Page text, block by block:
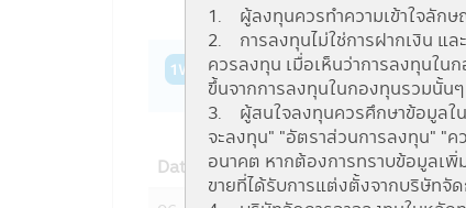
1. ผู้ลงทุนควรทำความเข้าใจลัก
2. การลงทุนไม่ใช่การฝากเงิน แ
ควรลงทุน เมื่อเห็นว่าการลงทุนใ
ขึ้นจากการลงทุนในกองทุนรวมนั้น
3. ผู้สนใจลงทุนควรศึกษาข้อมูลใน
จะลงทุน" "อัตราส่วนการลงทุน" "ค
อนาคต หากต้องการทราบข้อมูลเ
ขายที่ได้รับการแต่งตั้งจากบริษัทจั
1W 1M 3M 6M YTD 1Y
Date NAV